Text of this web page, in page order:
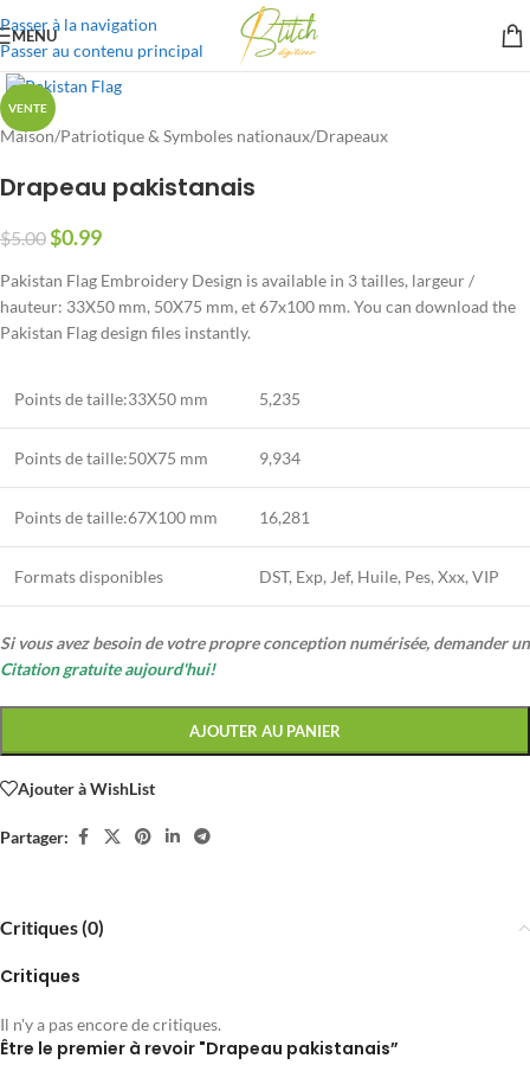
Passer à la navigation
Passer au contenu principal
MENU
VENTE
Maison/Patriotique & Symboles nationaux/Drapeaux
Drapeau pakistanais
$5.00$0.99
Pakistan Flag Embroidery Design is available in 3 tailles, largeur /
hauteur: 33X50 mm, 50X75 mm, et 67x100 mm.You can download the
Pakistan Flag design files instantly.
Points de taille:33X50 mm 5,235
Points de taille:50X75 mm 9,934
Points de taille:67X100 mm 16,281
Formats disponibles DST, Exp, Jef, Huile, Pes, Xxx, VIP
Si vous avez besoin de votre propre conception numérisée, demander un
Citation gratuite aujourd'hui!
AJOUTER AU PANIER
Ajouter à WishList
Partager:
Critiques (0)
Critiques
Il n'y a pas encore de critiques.
Être le premier à revoir "Drapeau pakistanais”